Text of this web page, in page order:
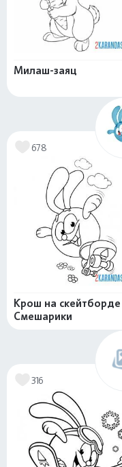
Милаш-заяц
678
Крош на скейтборде |
Смешарики
316